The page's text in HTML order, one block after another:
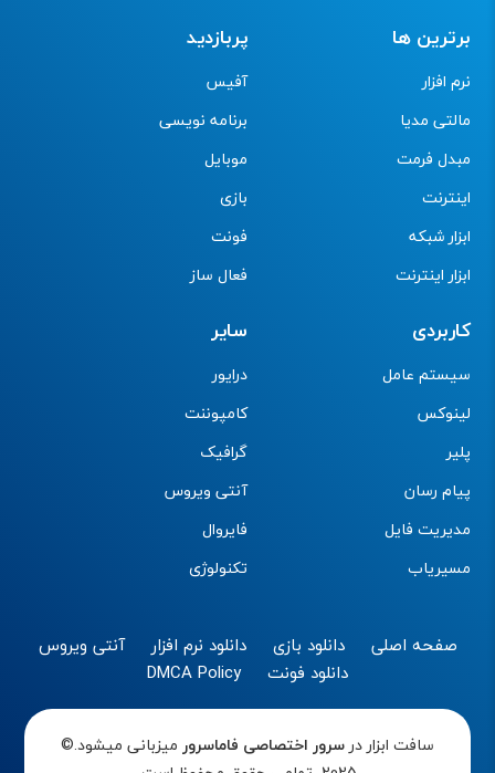
برترین ها
نرم افزار
مالتی مدیا
مبدل فرمت
اینترنت
ابزار شبکه
ابزار اینترنت
پربازدید
آفیس
برنامه نویسی
موبایل
بازی
فونت
فعال ساز
کاربردی
سیستم عامل
لینوکس
پلیر
پیام رسان
مدیریت فایل
مسیریاب
سایر
درایور
کامپوننت
گرافیک
آنتی ویروس
فایروال
تکنولوژی
صفحه اصلی دانلود بازی دانلود نرم افزار
آنتی ویروس
دانلود فونت
DMCA Policy
سافت ابزار در سرور اختصاصی فاماسرور میزبانی میشود.©